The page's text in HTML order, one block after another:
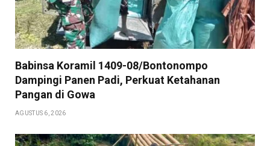
Babinsa Koramil 1409-08/Bontonompo
Dampingi Panen Padi, Perkuat Ketahanan
Pangan di Gowa
AGUSTUS 6, 2026